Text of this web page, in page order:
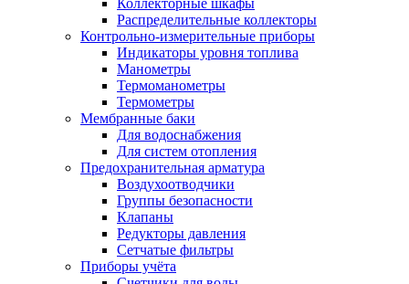
Коллекторные шкафы
Распределительные коллекторы
Контрольно-измерительные приборы
Индикаторы уровня топлива
Манометры
Термоманометры
Термометры
Мембранные баки
Для водоснабжения
Для систем отопления
Предохранительная арматура
Воздухоотводчики
Группы безопасности
Клапаны
Редукторы давления
Сетчатые фильтры
Приборы учёта